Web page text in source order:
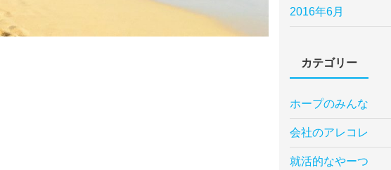
2016年6月
カテゴリー
ホープのみんな
会社のアレコレ
就活的なやーつ